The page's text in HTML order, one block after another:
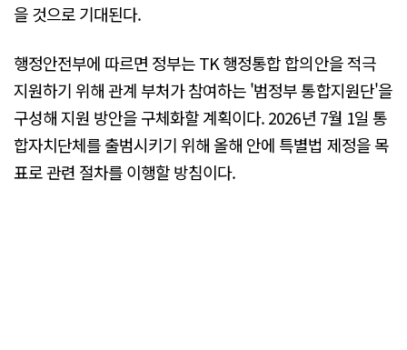
을 것으로 기대된다.
행정안전부에 따르면 정부는 TK 행정통합 합의안을 적극
지원하기 위해 관계 부처가 참여하는 '범정부 통합지원단'을
구성해 지원 방안을 구체화할 계획이다. 2026년 7월 1일 통
합자치단체를 출범시키기 위해 올해 안에 특별법 제정을 목
표로 관련 절차를 이행할 방침이다.